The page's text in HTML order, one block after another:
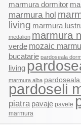
marmura dormitor
marmura hol
living marmura
medalion marmura
verde mozaic
bucatarie pardoseala
living
marmura alba
pardoseli
piatra pavaje pavele
marmura